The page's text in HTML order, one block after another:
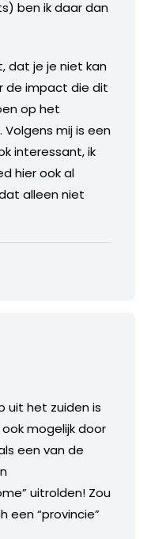
ben ik daar dan
dat je je niet kan
de impact die dit
op het
mij is een
interessant, ik
hier ook al
alleen niet
uit het zuiden is
mogelijk door
een van de
uitrolden! Zou
een “provincie”